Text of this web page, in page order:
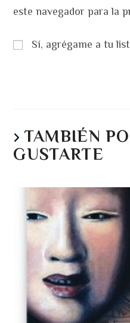
web
este navegador para la
Sí, agrégame a tu
TAMBIÉN
GUSTARTE